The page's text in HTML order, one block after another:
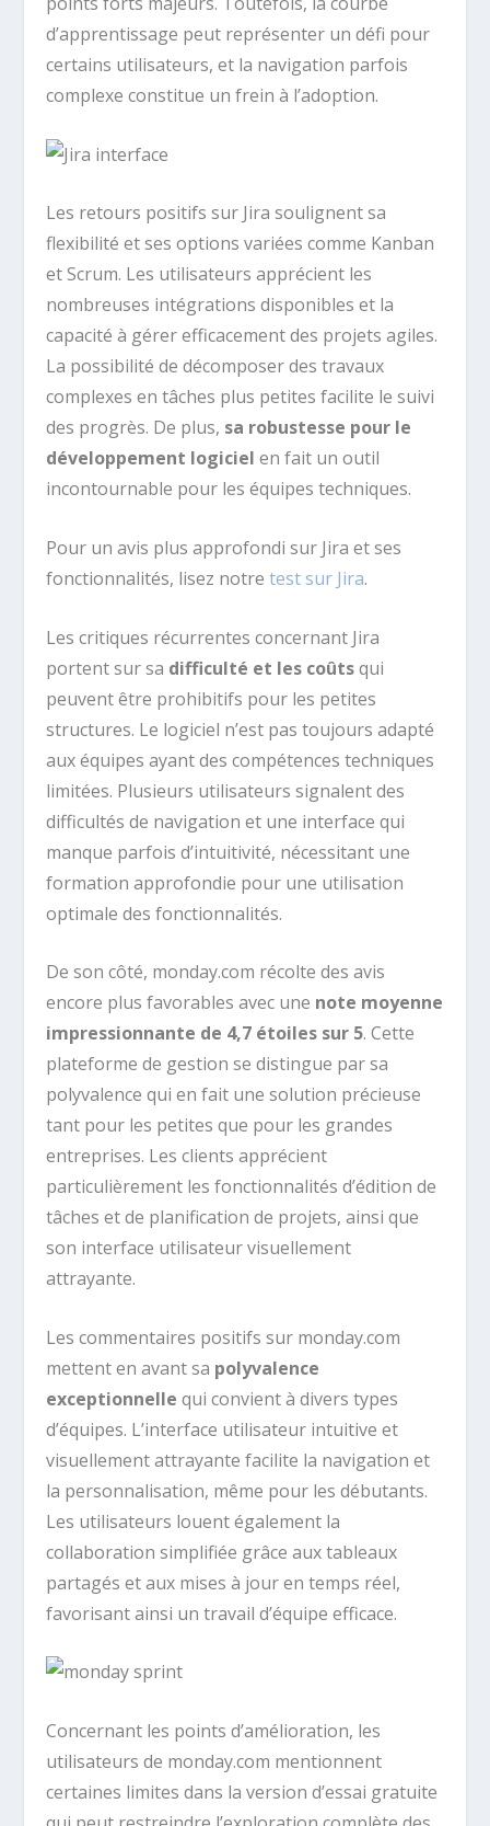
d’apprentissage peut représenter un défi pour
certains utilisateurs, et la navigation parfois
complexe constitue un frein à l’adoption.
Les retours positifs sur Jira soulignent sa
flexibilité et ses options variées comme Kanban
et Scrum. Les utilisateurs apprécient les
nombreuses intégrations disponibles et la
capacité à gérer efficacement des projets agiles.
La possibilité de décomposer des travaux
complexes en tâches plus petites facilite le suivi
des progrès. De plus, sa robustesse pour le
développement logiciel en fait un outil
incontournable pour les équipes techniques.
Pour un avis plus approfondi sur Jira et ses
fonctionnalités, lisez notretest sur Jira.
Les critiques récurrentes concernant Jira
portent sur sa difficulté et les coûtsqui
peuvent être prohibitifs pour les petites
structures. Le logiciel n’est pas toujours adapté
aux équipes ayant des compétences techniques
limitées. Plusieurs utilisateurs signalent des
difficultés de navigation et une interface qui
manque parfois d’intuitivité, nécessitant une
formation approfondie pour une utilisation
optimale des fonctionnalités.
De son côté, monday.com récolte des avis
encore plus favorables avec une note moyenne
impressionnante de 4,7 étoiles sur 5. Cette
plateforme de gestion se distingue par sa
polyvalence qui en fait une solution précieuse
tant pour les petites que pour les grandes
entreprises. Les clients apprécient
particulièrement les fonctionnalités d’édition de
tâches et de planification de projets, ainsi que
son interface utilisateur visuellement
attrayante.
Les commentaires positifs sur monday.com
mettent en avant sa polyvalence
exceptionnelle qui convient à divers types
d’équipes. L’interface utilisateur intuitive et
visuellement attrayante facilite la navigation et
la personnalisation, même pour les débutants.
Les utilisateurs louent également la
collaboration simplifiée grâce aux tableaux
partagés et aux mises à jour en temps réel,
favorisant ainsi un travail d’équipe efficace.
Concernant les points d’amélioration, les
utilisateurs de monday.com mentionnent
certaines limites dans la version d’essai gratuite